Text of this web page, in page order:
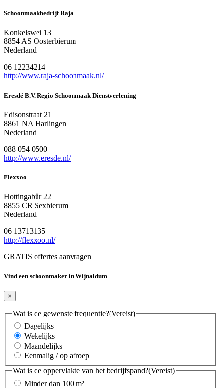
Schoonmaakbedrijf Raja
Konkelswei 13
8854 AS Oosterbierum
Nederland
06 12234214
http://www.raja-schoonmaak.nl/
Eresdé B.V. Regio Schoonmaak Dienstverlening
Edisonstraat 21
8861 NA Harlingen
Nederland
088 054 0500
http://www.eresde.nl/
Flexxoo
Hottingabûr 22
8855 CR Sexbierum
Nederland
06 13713135
http://flexxoo.nl/
GRATIS offertes aanvragen
Vind een schoonmaker in Wijnaldum
×
Wat is de gewenste frequentie?(Vereist)
Dagelijks
Wekelijks
Maandelijks
Eenmalig / op afroep
Wat is de oppervlakte van het bedrijfspand?(Vereist)
Minder dan 100 m²